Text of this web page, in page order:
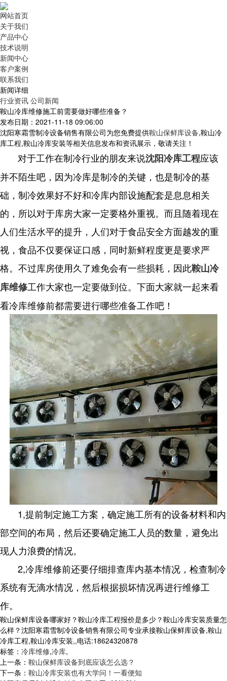
网站首页
关于我们
产品中心
技术说明
新闻中心
客户案例
联系我们
新闻详细
行业资讯 公司新闻
鞍山冷库维修施工前需要做好哪些准备？
发布日期：2021-11-18 09:06:00
沈阳寒霜雪制冷设备销售有限公司为您免费提供鞍山保鲜库设备,鞍山冷
库工程,鞍山冷库安装等相关信息发布和资讯展示，敬请关注！
对于工作在制冷行业的朋友来说沈阳冷库工程应该
并不陌生吧，因为冷库是制冷的关键，也是制冷的基
础，制冷效果好不好和冷库内部设施配套是息息相关
的，所以对于库房大家一定要格外重视。而且随着现在
人们生活水平的提升，人们对于食品安全方面越发的重
视，食品不仅要保证口感，同时新鲜程度更是要求严
格。不过库房使用久了难免会有一些损耗，因此鞍山冷
库维修工作大家也一定要做到位。下面大家就一起来看
看冷库维修前都需要进行哪些准备工作吧！
1,提前制定施工方案，确定施工所有的设备材料和内
部空间的布局，然后还要确定施工人员的数量，避免出
现人力浪费的情况。
2,冷库维修前还要仔细排查库内基本情况，检查制冷
系统有无滴水情况，然后根据损坏情况再进行维修工
作。
鞍山保鲜库设备哪家好？鞍山冷库工程报价是多少？鞍山冷库安装质量怎
么样？沈阳寒霜雪制冷设备销售有限公司专业承接鞍山保鲜库设备,鞍山
冷库工程,鞍山冷库安装,,电话:18624320878
标签： 冷库维修,冷库,
上一条： 鞍山保鲜库设备到底应该怎么选？
下一条： 鞍山冷库安装也有大学问！一看便知